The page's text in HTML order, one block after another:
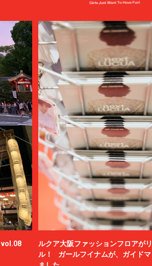
vol.08
ルクア大阪ファッションフロアが
ル！ ガールフイナムが、ガイドマ